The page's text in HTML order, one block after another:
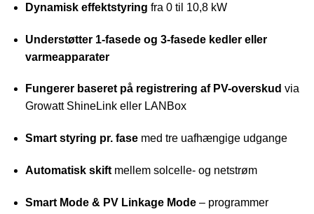
Dynamisk effektstyring fra 0 til 10,8 kW
Understøtter 1-fasede og 3-fasede kedler eller
varmeapparater
Fungerer baseret på registrering af PV-overskud via
Growatt ShineLink eller LANBox
Smart styring pr. fasemed tre uafhængige udgange
Automatisk skiftmellem solcelle- og netstrøm
Smart Mode & PV Linkage Mode– programmer